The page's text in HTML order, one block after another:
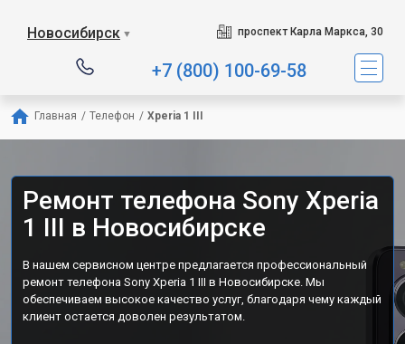
Новосибирск ▼ проспект Карла Маркса, 30
+7 (800) 100-69-58
Главная / Телефон / Xperia 1 III
Ремонт телефона Sony Xperia
1 III в Новосибирске
В нашем сервисном центре предлагается профессиональный
ремонт телефона Sony Xperia 1 III в Новосибирске. Мы
обеспечиваем высокое качество услуг, благодаря чему каждый
клиент остается доволен результатом.